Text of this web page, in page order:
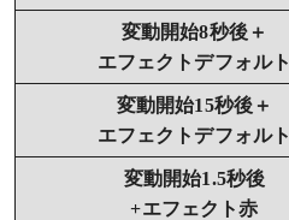
変動開始8秒後＋
エフェクトデフォルト
変動開始15秒後＋
エフェクトデフォルト
変動開始1.5秒後
+エフェクト赤